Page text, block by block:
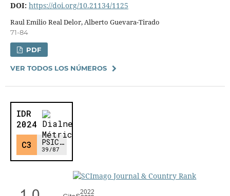
DOI: https://doi.org/10.21134/1125
Raul Emilio Real Delor, Alberto Guevara-Tirado
71-84
PDF
VER TODOS LOS NÚMEROS